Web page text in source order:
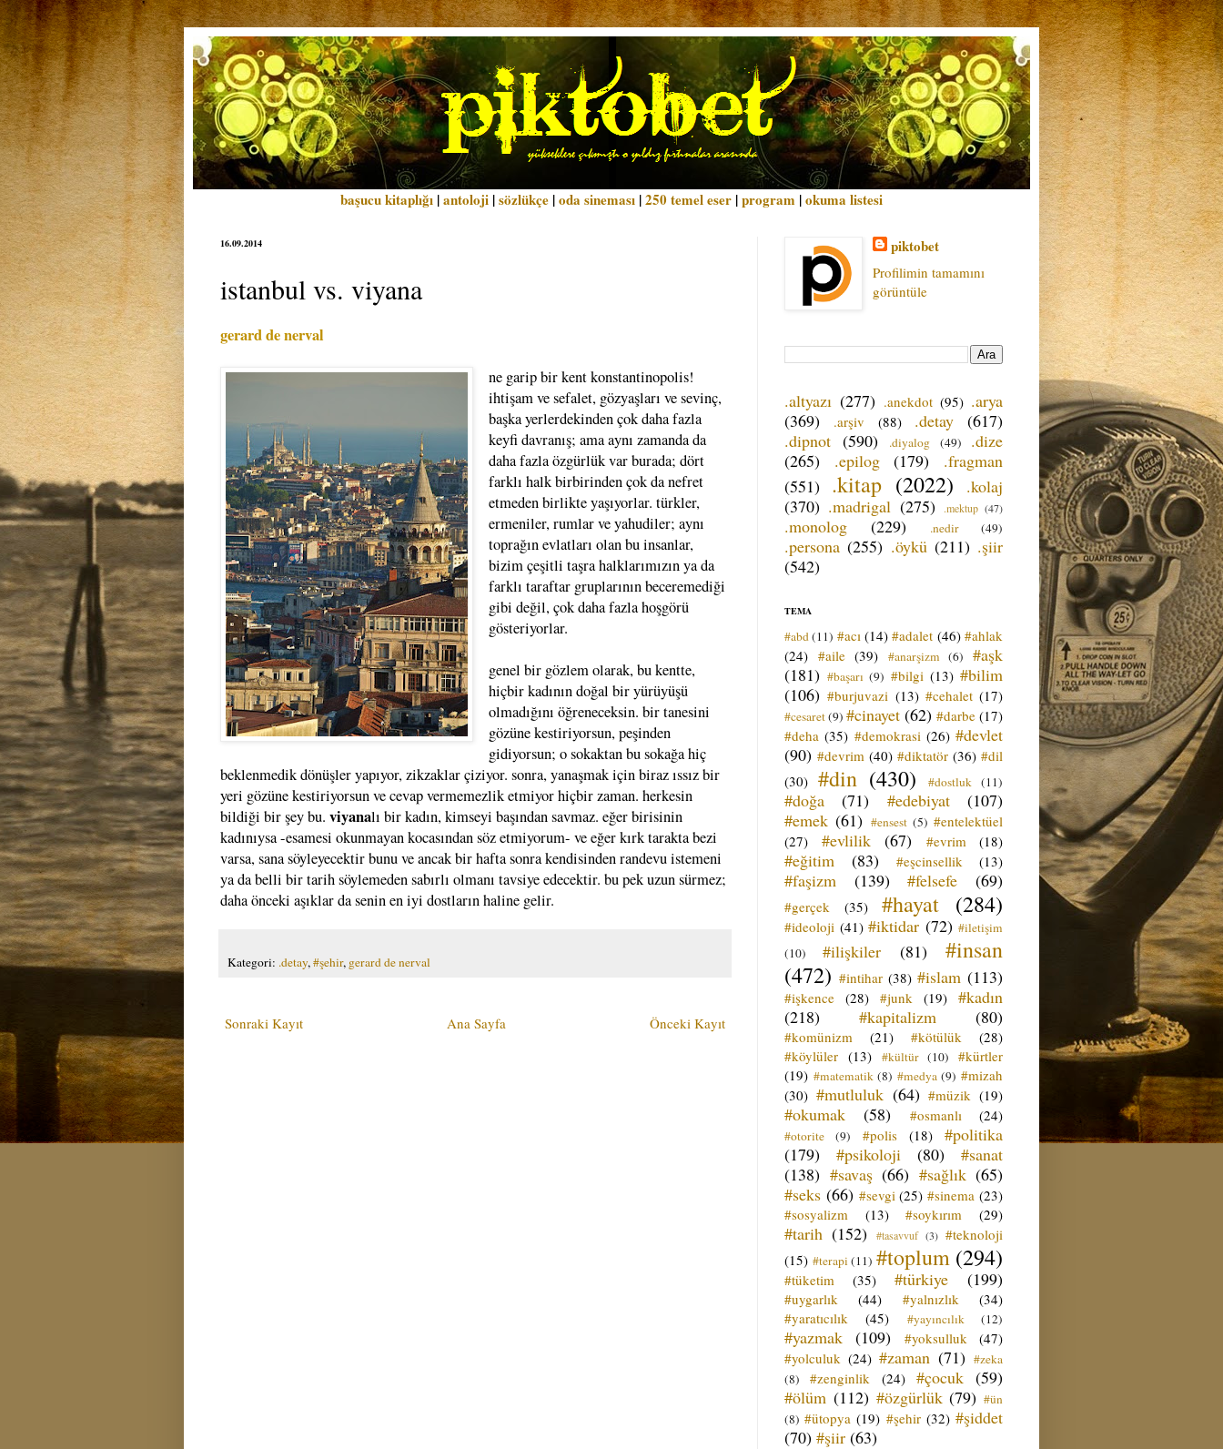
başucu kitaplığı |antoloji |sözlükçe |oda sineması |250 temel eser |program |okuma listesi
16.09.2014
istanbul vs. viyana
gerard de nerval
ne garip bir kent konstantinopolis!
ihtişam ve sefalet, gözyaşları ve sevinç,
başka yerlerdekinden çok daha fazla
keyfi davranış; ama aynı zamanda da
daha fazla özgürlük var burada; dört
farklı halk birbirinden çok da nefret
etmeden birlikte yaşıyorlar. türkler,
ermeniler, rumlar ve yahudiler; aynı
toprağın evlatları olan bu insanlar,
bizim çeşitli taşra halklarımızın ya da
farklı taraftar gruplarının beceremediği
gibi değil, çok daha fazla hoşgörü
gösteriyorlar.
genel bir gözlem olarak, bu kentte,
hiçbir kadının doğal bir yürüyüşü
olmadığını öğreneceksin. bir tanesini
gözüne kestiriyorsun, peşinden
gidiyorsun; o sokaktan bu sokağa hiç
beklenmedik dönüşler yapıyor, zikzaklar çiziyor. sonra, yanaşmak için biraz ıssız bir
yeri gözüne kestiriyorsun ve cevap vermemezlik etmiyor hiçbir zaman. herkesin
bildiği bir şey bu. viyanalı bir kadın, kimseyi başından savmaz. eğer birisinin
kadınıysa -esamesi okunmayan kocasından söz etmiyorum- ve eğer kırk tarakta bezi
varsa, sana söyleyecektir bunu ve ancak bir hafta sonra kendisinden randevu istemeni
ya da belli bir tarih söylemeden sabırlı olmanı tavsiye edecektir. bu pek uzun sürmez;
daha önceki aşıklar da senin en iyi dostların haline gelir.
Kategori: .detay,#şehir, gerard de nerval
Sonraki Kayıt Önceki Kayıt
Ana Sayfa
piktobet
Profilimin tamamını
görüntüle
.altyazı (277) .anekdot (95) .arya
(369)
.arşiv (88) .detay
(617)
.dipnot (590) .diyalog (49)
.dize
(265)
.epilog (179)
.fragman
(551) .kitap (2022)
.kolaj
(370) .madrigal (275) .mektup (47)
.monolog (229) .nedir (49)
.persona (255) .öykü (211) .şiir
(542)
TEMA
#abd (11) #acı (14) #adalet (46) #ahlak
(24) #aile (39) #anarşizm (6)
#aşk
(181) #başarı (9) #bilgi (13) #bilim
(106) #burjuvazi (13) #cehalet (17)
#cesaret(9) #cinayet (62) #darbe (17)
#deha (35) #demokrasi (26) #devlet
(90) #devrim (40) #diktatör (36) #dil
(30) #din (430) #dostluk (11)
#doğa (71) #edebiyat
(107)
#emek (61) #ensest (5) #entelektüel
(27)
#evlilik (67) #evrim (18)
#eğitim (83) #eşcinsellik (13)
#faşizm (139) #felsefe (69)
#gerçek (35) #hayat (284)
#ideoloji (41) #iktidar (72) #iletişim
(10)
#ilişkiler (81)
#insan
(472) #intihar (38) #islam (113)
#işkence (28) #junk (19) #kadın
(218)
#kapitalizm (80)
#komünizm (21) #kötülük
(28)
#köylüler (13) #kültür (10)
#kürtler
(19) #matematik (8) #medya (9) #mizah
(30) #mutluluk (64) #müzik (19)
#okumak (58) #osmanlı (24)
#otorite (9) #polis (18)
#politika
(179)
#psikoloji (80)
#sanat
(138) #savaş (66) #sağlık (65)
#seks (66) #sevgi (25) #sinema (23)
#sosyalizm
(13) #soykırım (29)
#tarih (152) #tasavvuf (3) #teknoloji
(15) #terapi (11) #toplum (294)
#tüketim (35) #türkiye (199)
#uygarlık (44) #yalnızlık
(34)
#yaratıcılık
(45) #yayıncılık (12)
#yazmak (109) #yoksulluk
(47)
#yolculuk (24) #zaman (71) #zeka
(8)
#zenginlik (24) #çocuk (59)
#ölüm (112) #özgürlük (79) #ün
(8) #ütopya (19) #şehir (32) #şiddet
(70) #şiir (63)